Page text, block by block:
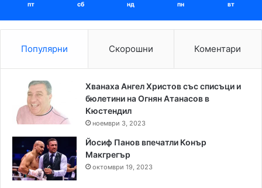
пт сб нд пн вт
Популярни Скорошни Коментари
Хванаха Ангел Христов със списъци и
бюлетини на Огнян Атанасов в
Кюстендил
ноември 3, 2023
Йосиф Панов впечатли Конър
Макгрегър
октомври 19, 2023